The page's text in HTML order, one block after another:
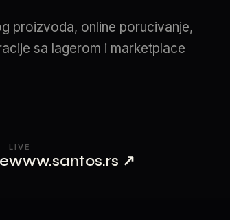
proizvoda, online porucivanje,
sa lagerom i marketplace
LIVE
www.santos.rs ↗